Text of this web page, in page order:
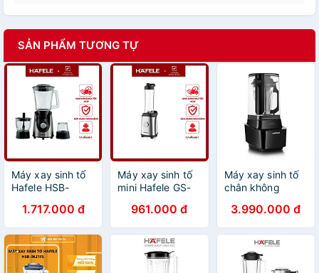
SẢN PHẨM TƯƠNG TỰ
Máy xay sinh tố
Hafele HSB-
Chính Hãng-
(535.43.277)
1.717.000 đ
Máy xay sinh tố
mini Hafele GS-
hãng
(535.43.263)
961.000 đ
Máy xay sinh tố
chân không
Hãng
3.990.000 đ